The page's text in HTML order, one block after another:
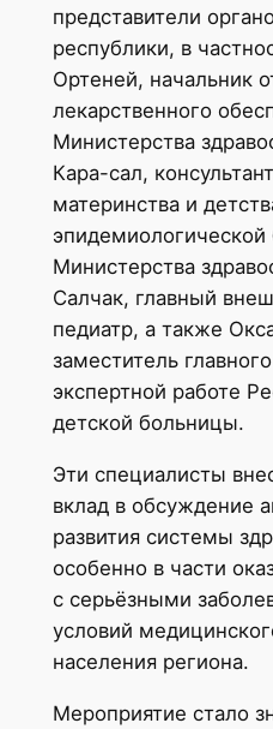
представители
республики, в
Ортеней, начальник
лекарственного
Министерства
Кара-сал,
материнства и
эпидемиологической
Министерства
Салчак, главный
педиатр, а также
заместитель
экспертной работе
детской больницы.
Эти специалисты
вклад в обсуждение
развития системы
особенно в части
с серьёзными
условий
населения региона.
Мероприятие стало